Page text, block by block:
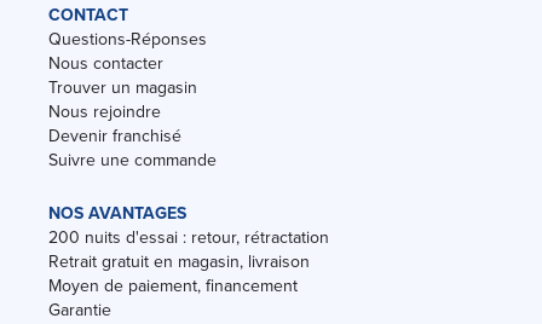
CONTACT
Questions-Réponses
Nous contacter
Trouver un magasin
Nous rejoindre
Devenir franchisé
Suivre une commande
NOS AVANTAGES
200 nuits d'essai : retour, rétractation
Retrait gratuit en magasin, livraison
Moyen de paiement, financement
Garantie